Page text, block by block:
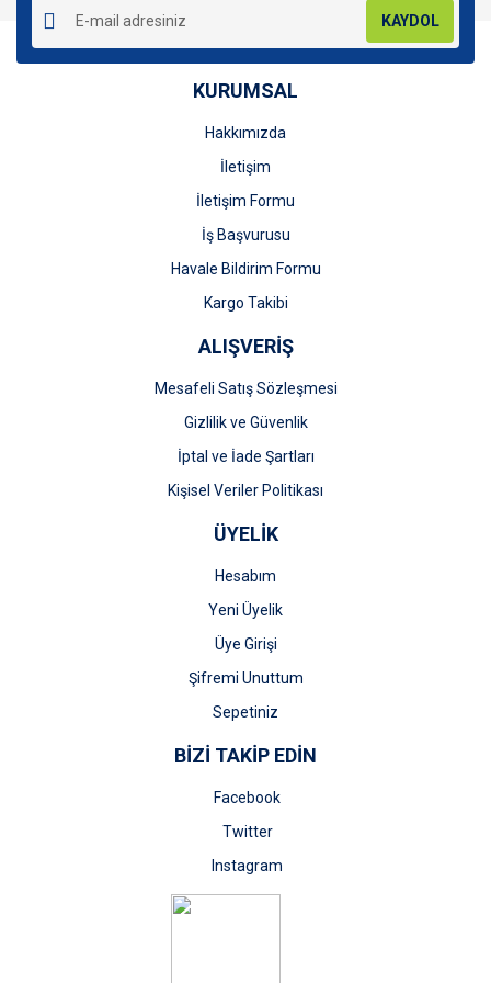
KAYDOL
KURUMSAL
Hakkımızda
İletişim
İletişim Formu
İş Başvurusu
Havale Bildirim Formu
Kargo Takibi
ALIŞVERİŞ
Mesafeli Satış Sözleşmesi
Gizlilik ve Güvenlik
İptal ve İade Şartları
Kişisel Veriler Politikası
ÜYELİK
Hesabım
Yeni Üyelik
Üye Girişi
Şifremi Unuttum
Sepetiniz
BİZİ TAKİP EDİN
Facebook
Twitter
Instagram